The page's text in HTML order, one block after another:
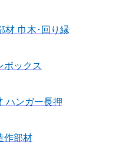
材 巾木･回り縁
ボックス
ハンガー長押
作部材